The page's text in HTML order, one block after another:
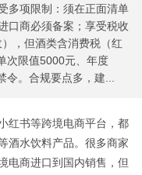
多项限制：须在正面清单
口商必须备案；享受税收
，但酒类含消费税（红
次限值5000元、年度
。合规要点多，建...
红书等跨境电商平台，都
酒水饮料产品。很多商家
电商进口到国内销售，但